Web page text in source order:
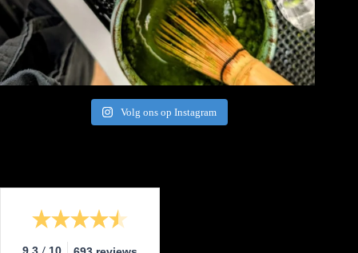
Volg ons op Instagram